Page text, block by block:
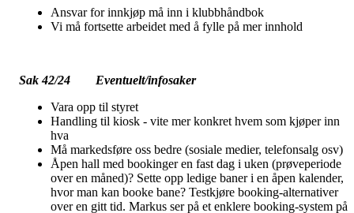
Ansvar for innkjøp må inn i klubbhåndbok
Vi må fortsette arbeidet med å fylle på mer innhold
Sak 42/24 Eventuelt/infosaker
Vara opp til styret
Handling til kiosk - vite mer konkret hvem som kjøper inn
hva
Må markedsføre oss bedre (sosiale medier, telefonsalg osv)
Åpen hall med bookinger en fast dag i uken (prøveperiode
over en måned)? Sette opp ledige baner i en åpen kalender,
hvor man kan booke bane? Testkjøre booking-alternativer
over en gitt tid. Markus ser på et enklere booking-system på